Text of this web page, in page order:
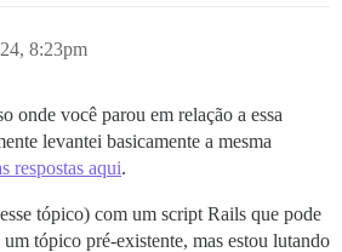
8:23pm
onde você parou em relação a essa
levantei basicamente a mesma
respostas aqui.
tópico) com um script Rails que pode
tópico pré-existente, mas estou lutando